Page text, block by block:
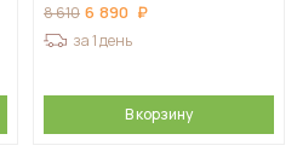
8 610 6 890
за 1 день
В корзину